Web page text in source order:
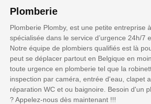
Plomberie
Plomberie Plomby, est une petite entreprise
spécialisée dans le service d’urgence 24h/7
Notre équipe de plombiers qualifiés est là
peut se déplacer partout en Belgique en
toute urgence en plomberie tel que la
inspection par caméra, entrée d'eau, clapet
réparation WC et ou baignoire. Besoin d'un
? Appelez-nous dès maintenant !!!